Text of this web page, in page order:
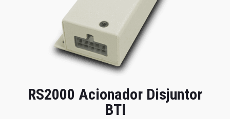
RS2000 Acionador Disjuntor
BTI